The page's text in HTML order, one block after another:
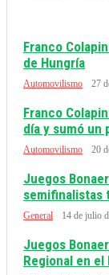
Franco
de Hungría
Automovilismo 27
Franco
día y sumó un
Automovilismo 20
Juegos
semifinalistas
General 14 de julio
Juegos
Regional en